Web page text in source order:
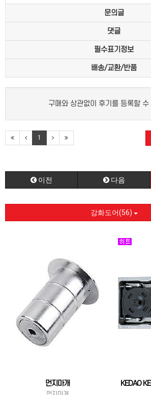
문의글
댓글
필수표기정보
배송/교환/반품
구매와 상관없이 후기를 등록할 수
1
이전 다음
강화도어(56)
먼지마개
KEDAO